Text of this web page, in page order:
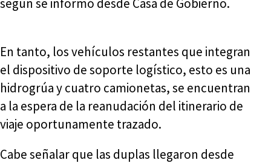
según se informó desde Casa de Gobierno.
En tanto, los vehículos restantes que integran
el dispositivo de soporte logístico, esto es una
hidrogrúa y cuatro camionetas, se encuentran
a la espera de la reanudación del itinerario de
viaje oportunamente trazado.
Cabe señalar que las duplas llegaron desde